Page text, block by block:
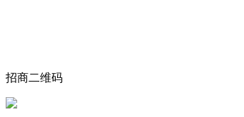
招商二维码